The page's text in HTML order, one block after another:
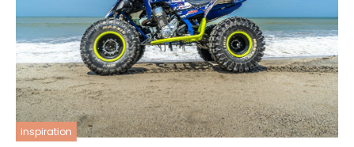
inspiration